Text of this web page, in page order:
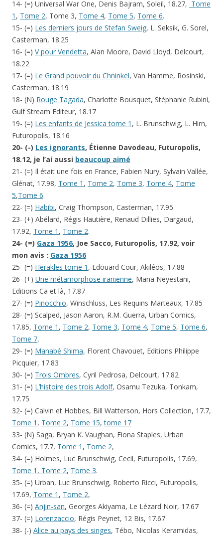
14- (=) Universal War One, Denis Bajram, Soleil, 18.27, Tome
1 , Tome 2, Tome 3, Tome 4, Tome 5, Tome 6.
15- (=) Les derniers jours de Stefan Sweig, L. Seksik, G. Sorel,
Casterman, 18.25
16- (=) V pour Vendetta, Alan Moore, David Lloyd, Delcourt,
18.22
17- (=) Le Grand pouvoir du Chninkel, Van Hamme, Rosinski,
Casterman, 18.19
18- (N) Rouge Tagada, Charlotte Bousquet, Stéphanie Rubini,
Gulf Stream Editeur, 18.17
19- (=) Les enfants de Jessica tome 1 , L. Brunschwig, L. Hirn,
Futuropolis, 18.16
20- (-) Les ignorants, Étienne Davodeau, Futuropolis,
18.12, je l’ai aussi beaucoup aimé
21- (=) Il était une fois en France, Fabien Nury, Sylvain Vallée,
Glénat, 17.98, Tome 1 , Tome 2, Tome 3, Tome 4, Tome
5,Tome 6.
22- (=) Habibi, Craig Thompson, Casterman, 17.95
23- (+) Abélard, Régis Hautière, Renaud Dillies, Dargaud,
17.92, Tome 1 , Tome 2.
24- (=) Gaza 1956, Joe Sacco, Futuropolis, 17.92, voir
mon avis : Gaza 1956
25- (=) Herakles tome 1 , Edouard Cour, Akiléos, 17.88
26- (+) Une métamorphose iranienne, Mana Neyestani,
Editions Ca et là, 17.87
27- (=) Pinocchio, Winschluss, Les Requins Marteaux, 17.85
28- (=) Scalped, Jason Aaron, R.M. Guerra, Urban Comics,
17.85, Tome 1 , Tome 2, Tome 3, Tome 4, Tome 5, Tome 6,
Tome 7,
29- (=) Manabé Shima, Florent Chavouet, Editions Philippe
Picquier, 17.83
30- (=) Trois Ombres, Cyril Pedrosa, Delcourt, 17.82
31- (=) L’histoire des trois Adolf, Osamu Tezuka, Tonkam,
17.75
32- (=) Calvin et Hobbes, Bill Watterson, Hors Collection, 17.7,
Tome 1 , Tome 2, Tome 15,tome 17
33- (N) Saga, Bryan K. Vaughan, Fiona Staples, Urban
Comics, 17.7, Tome 1 , Tome 2,
34- (=) Holmes, Luc Brunschwig, Cecil, Futuropolis, 17.69,
Tome 1 , Tome 2, Tome 3.
35- (=) Urban, Luc Brunschwig, Roberto Ricci, Futuropolis,
17.69, Tome 1 , Tome 2,
36- (=) Anjin-san, Georges Akiyama, Le Lézard Noir, 17.67
37- (=) Lorenzaccio, Régis Peynet, 12 Bis, 17.67
38- (-) Alice au pays des singes, Tébo, Nicolas Keramidas,